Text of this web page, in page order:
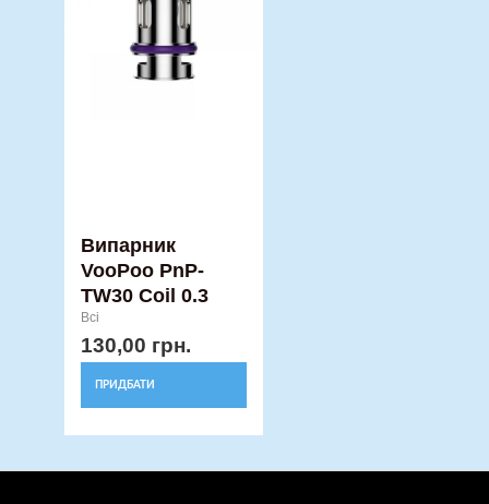
Випарник
VooPoo PnP-
TW30 Coil 0.3
Всі
130,00 грн.
ПРИДБАТИ